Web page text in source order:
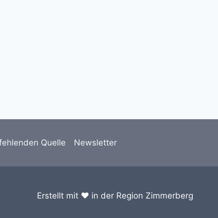
Quelle Newsletter
Erstellt mit ❤️ in der Region Zimmerberg